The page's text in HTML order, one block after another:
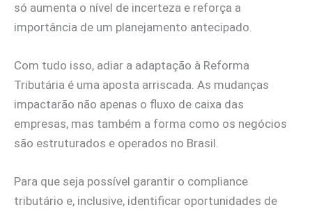
só aumenta o nível de incerteza e reforça a
importância de um planejamento antecipado.
Com tudo isso, adiar a adaptação à Reforma
Tributária é uma aposta arriscada. As mudanças
impactarão não apenas o fluxo de caixa das
empresas, mas também a forma como os negócios
são estruturados e operados no Brasil.
Para que seja possível garantir o compliance
tributário e, inclusive, identificar oportunidades de